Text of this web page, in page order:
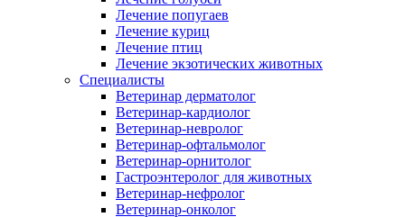
Лечение попугаев
Лечение куриц
Лечение птиц
Лечение экзотических животных
Специалисты
Ветеринар дерматолог
Ветеринар-кардиолог
Ветеринар-невролог
Ветеринар-офтальмолог
Ветеринар-орнитолог
Гастроэнтеролог для животных
Ветеринар-нефролог
Ветеринар-онколог